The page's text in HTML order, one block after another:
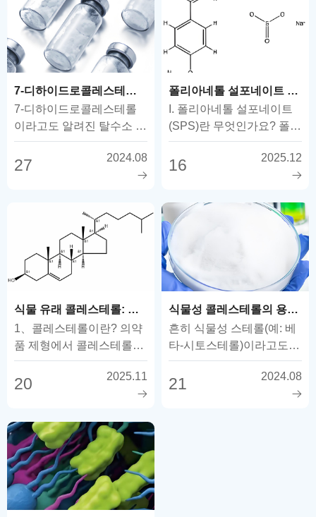
7-디하이드로콜레스테롤 소개
7-디하이드로콜레스테롤
이라고도 알려진 탈수소 콜
레스테롤은 몇 가지 독특한
특징을 가진 콜레스테롤의
27 2024.08
폴리아네톨 설포네이트 나트륨(SPS)이란 무엇인가요?
I. 폴리아네톨 설포네이트
(SPS)란 무엇인가요? 폴리
아네톨 설포네이트 나트륨
(SPS, CAS 55963-78-5)은
중요한 화학 물질입니다...
16 2025.12
식물 유래 콜레스테롤: 동물성 원료의 한계를 극복하고 의약품 부형제의 새로운 안전 시대를 열다.
1、콜레스테롤이란? 의약
품 제형에서 콜레스테롤이
중요한 이유는 무엇인가
요? Q1: 콜레스테롤의 기
20 2025.11
식물성 콜레스테롤의 용도는 무엇인가요?
흔히 식물성 스테롤(예: 베
타-시토스테롤)이라고도
하는 식물 유래 콜레스테롤
은 다양한 용도로 사용할
21 2024.08